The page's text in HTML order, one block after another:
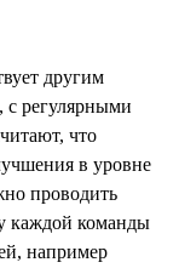
другим
регулярными
что
в уровне
проводить
каждой команды
например